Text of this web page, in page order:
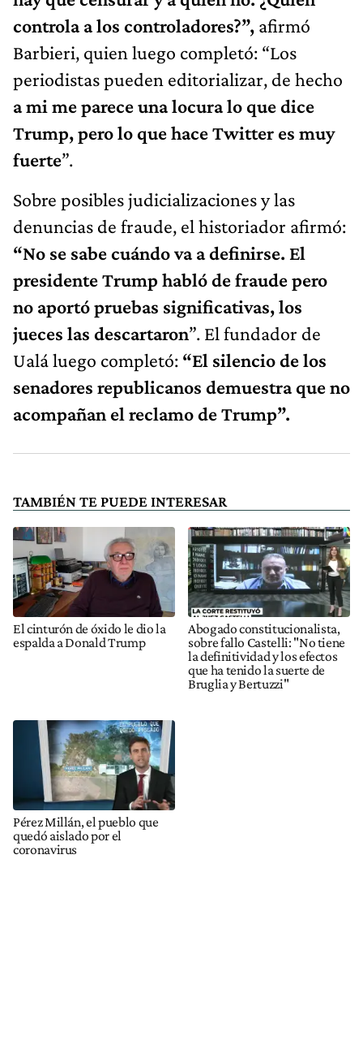
controla a los controladores?”, afirmó
Barbieri, quien luego completó: “Los
periodistas pueden editorializar, de hecho
a mi me parece una locura lo que dice
Trump, pero lo que hace Twitter es muy
fuerte”.
Sobre posibles judicializaciones y las
denuncias de fraude, el historiador afirmó:
“No se sabe cuándo va a definirse. El
presidente Trump habló de fraude pero
no aportó pruebas significativas, los
jueces las descartaron”. El fundador de
Ualá luego completó: “El silencio de los
senadores republicanos demuestra que no
acompañan el reclamo de Trump”.
TAMBIÉN TE PUEDE INTERESAR
El cinturón de óxido le dio la
espalda a Donald Trump
Abogado constitucionalista,
sobre fallo Castelli: "No tiene
la definitividad y los efectos
que ha tenido la suerte de
Bruglia y Bertuzzi"
Pérez Millán, el pueblo que
quedó aislado por el
coronavirus